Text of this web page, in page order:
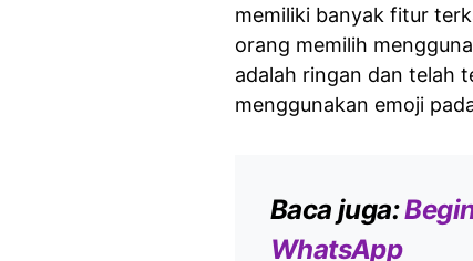
memiliki banyak fitur
orang memilih
adalah ringan dan telah
menggunakan emoji
Baca juga:
WhatsApp